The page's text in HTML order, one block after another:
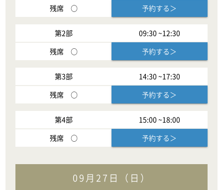
残席 ○ 予約する＞
第2部 09:30 ~12:30
残席 ○ 予約する＞
第3部 14:30 ~17:30
残席 ○ 予約する＞
第4部 15:00 ~18:00
残席 ○ 予約する＞
09月27日（日）